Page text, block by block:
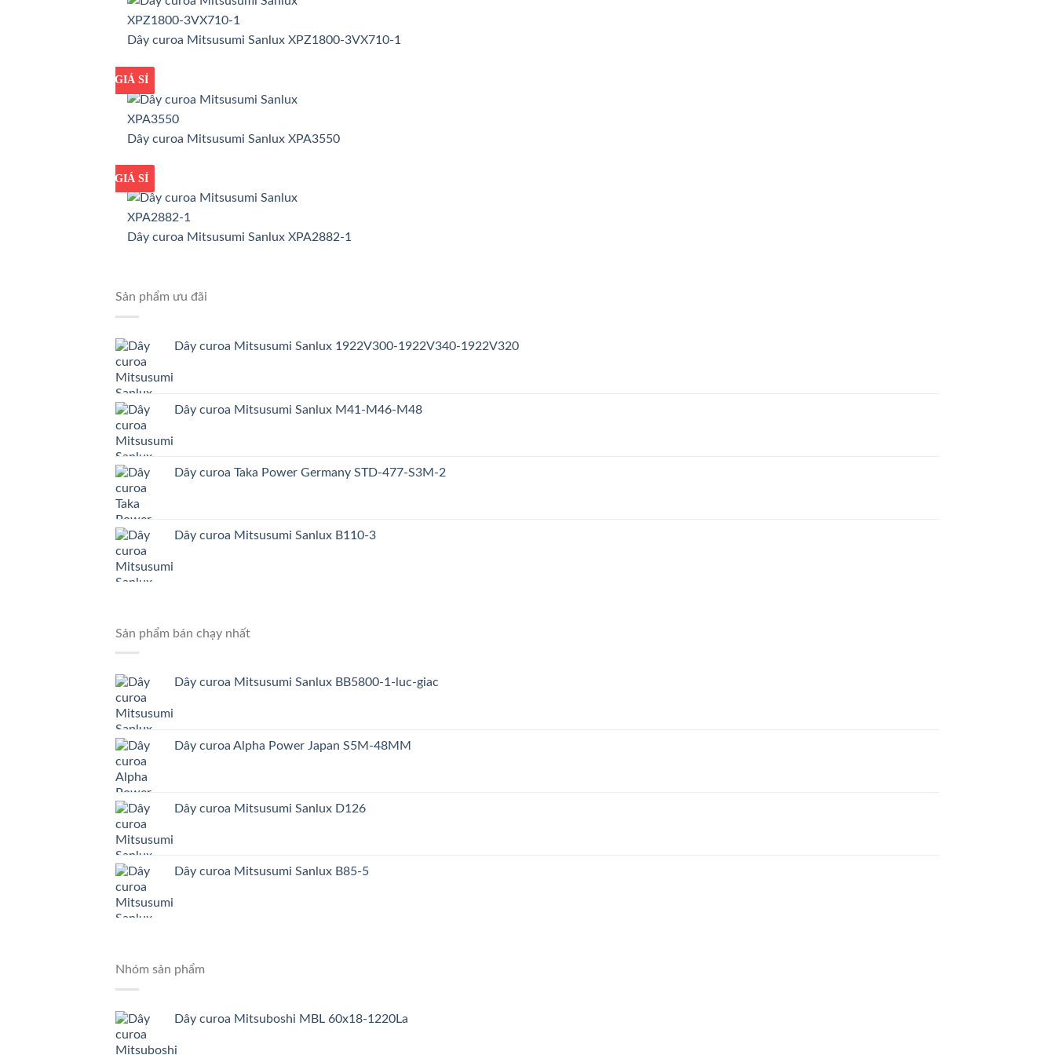
Dây curoa Mitsusumi Sanlux XPZ1800-3VX710-1
GIÁ TỐT
GIÁ SỈ
Dây curoa Mitsusumi Sanlux XPA3550
GIÁ TỐT
GIÁ SỈ
Dây curoa Mitsusumi Sanlux XPA2882-1
Sản phẩm ưu đãi
Dây curoa Mitsusumi Sanlux 1922V300-1922V340-1922V320
Dây curoa Mitsusumi Sanlux M41-M46-M48
Dây curoa Taka Power Germany STD-477-S3M-2
Dây curoa Mitsusumi Sanlux B110-3
Sản phẩm bán chạy nhất
Dây curoa Mitsusumi Sanlux BB5800-1-luc-giac
Dây curoa Alpha Power Japan S5M-48MM
Dây curoa Mitsusumi Sanlux D126
Dây curoa Mitsusumi Sanlux B85-5
Nhóm sản phẩm
Dây curoa Mitsuboshi MBL 60x18-1220La